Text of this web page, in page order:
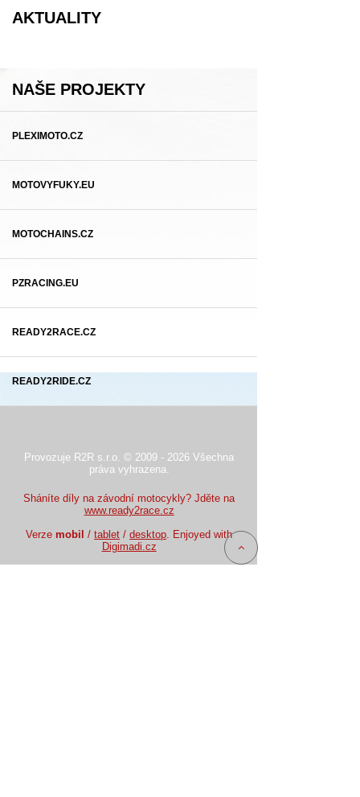
AKTUALITY
NAŠE PROJEKTY
PLEXIMOTO.CZ
MOTOVYFUKY.EU
MOTOCHAINS.CZ
PZRACING.EU
READY2RACE.CZ
READY2RIDE.CZ
Provozuje R2R s.r.o. © 2009 - 2026 Všechna
práva vyhrazena.
Sháníte díly na závodní motocykly? Jděte na
www.ready2race.cz
Verze mobil /tablet /desktop. Enjoyed with
Digimadi.cz